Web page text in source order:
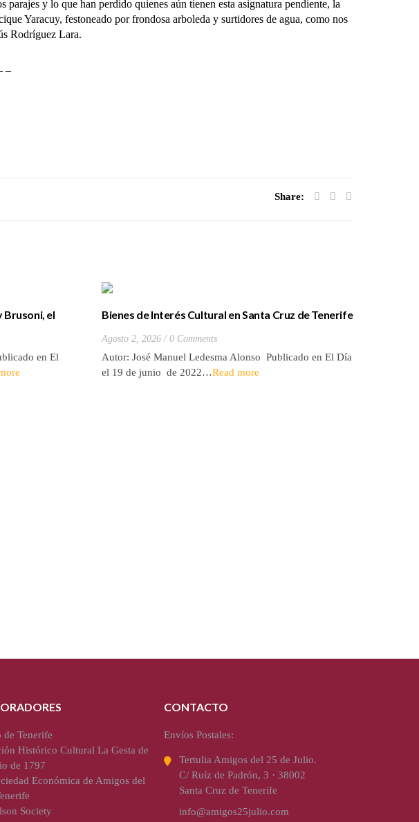
y lo que han perdido quienes aún tienen esta asignatura pendiente, la
Yaracuy, festoneado por frondosa arboleda y surtidores de agua, como nos
Rodríguez Lara.
–
Share:
Brusoni, el
en El
Bienes de Interés Cultural en Santa Cruz de Tenerife
Agosto 2, 2026 0 Comments
Autor: José Manuel Ledesma Alonso Publicado en El Día
el 19 de junio de 2022…Read more
de Tenerife
Histórico Cultural La Gesta de
de 1797
Económica de Amigos del
Society
CONTACTO
Envíos Postales:
Tertulia Amigos del 25 de Julio.
C/ Ruíz de Padrón, 3 · 38002
Santa Cruz de Tenerife
info@amigos25julio.com